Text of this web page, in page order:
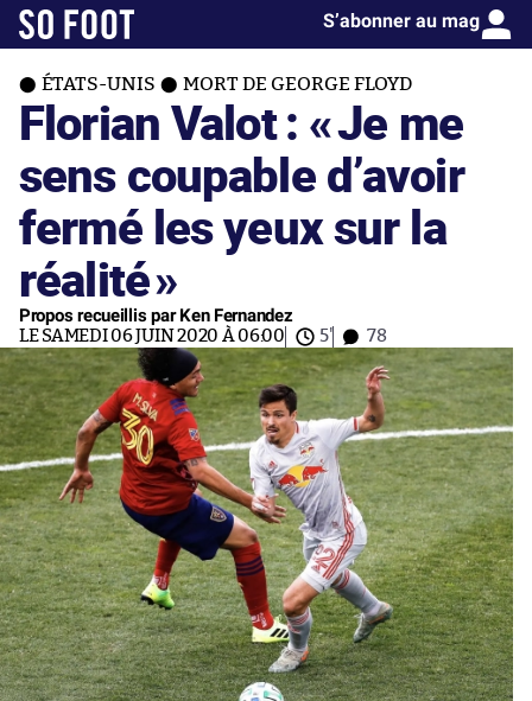
S’abonner au mag
ÉTATS-UNIS MORT DE GEORGE FLOYD
Florian Valot : «Je me
sens coupable d’avoir
fermé les yeux sur la
réalité»
Propos recueillis par Ken Fernandez
LE SAMEDI 06 JUIN 2020 À 06:00 5' 78